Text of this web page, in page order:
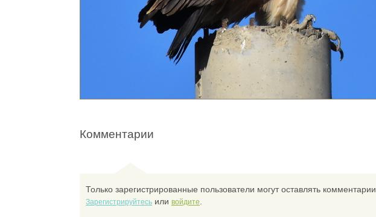
Комментарии
Только зарегистрированные пользователи могут оставлять комментарии.
Зарегистрируйтесь или войдите